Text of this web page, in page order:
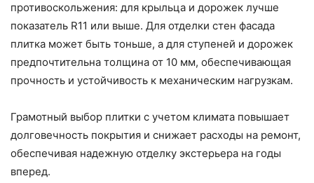
противоскольжения: для крыльца и дорожек лучше
показатель R11 или выше. Для отделки стен фасада
плитка может быть тоньше, а для ступеней и дорожек
предпочтительна толщина от 10 мм, обеспечивающая
прочность и устойчивость к механическим нагрузкам.
Грамотный выбор плитки с учетом климата повышает
долговечность покрытия и снижает расходы на ремонт,
обеспечивая надежную отделку экстерьера на годы
вперед.